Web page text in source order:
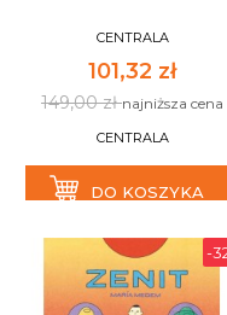
CENTRALA
101,32 zł
149,00 złnajniższa cena
CENTRALA
DO KOSZYKA
-